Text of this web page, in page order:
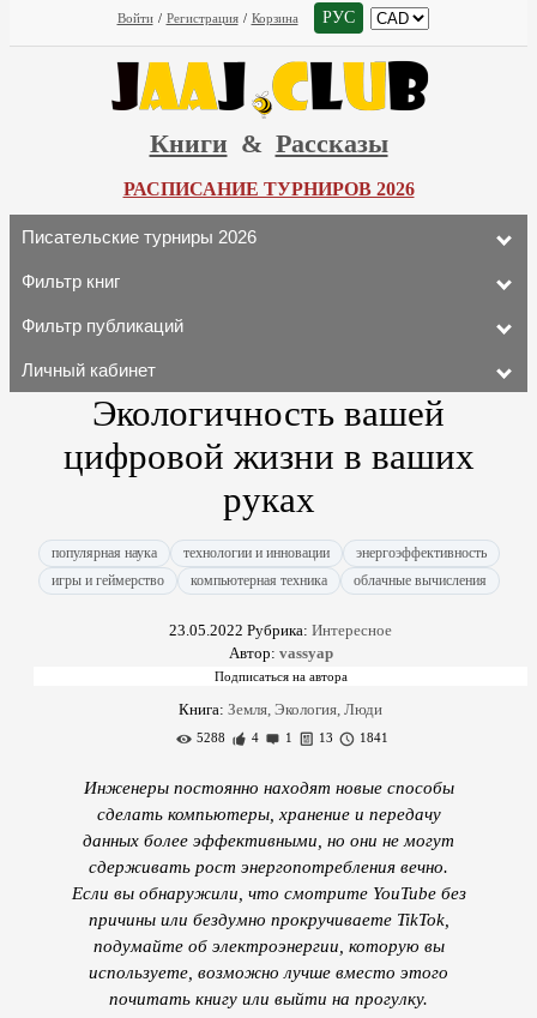
Войти / Регистрация / Корзина РУС
Книги & Рассказы
РАСПИСАНИЕ ТУРНИРОВ 2026
Писательские турниры 2026
Фильтр книг
Фильтр публикаций
Личный кабинет
Экологичность вашей
цифровой жизни в ваших
руках
популярная наука технологии и инновации
энергоэффективность
игры и геймерство
компьютерная техника облачные вычисления
23.05.2022 Рубрика: Интересное
Автор: vassyap
Книга: Земля, Экология, Люди
5288 4 1 13 1841
Инженеры постоянно находят новые способы
сделать компьютеры, хранение и передачу
данных более эффективными, но они не могут
сдерживать рост энергопотребления вечно.
Если вы обнаружили, что смотрите YouTube без
причины или бездумно прокручиваете TikTok,
подумайте об электроэнергии, которую вы
используете, возможно лучше вместо этого
почитать книгу или выйти на прогулку.